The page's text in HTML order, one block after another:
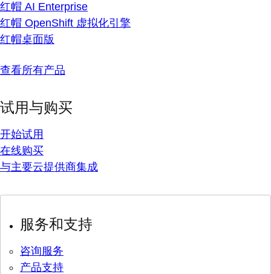
红帽 AI Enterprise
红帽 OpenShift 虚拟化引擎
红帽桌面版
查看所有产品
试用与购买
开始试用
在线购买
与主要云提供商集成
服务和支持
咨询服务
产品支持